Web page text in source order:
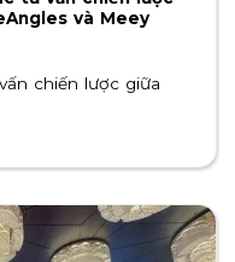
và Meey
chiến lược giữa